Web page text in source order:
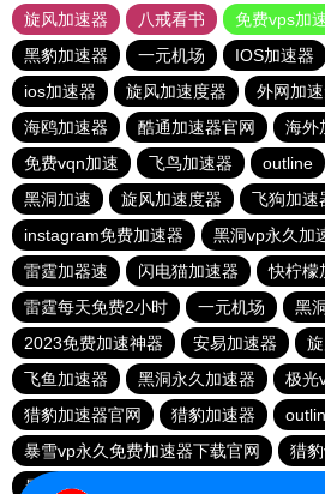
旋风加速器
八戒看书
免费vps加
黑豹加速器
一元机场 IOS加速器
ios加速器
旋风加速度器 外网加
海鸥加速器
酷通加速器官网
海外
免费vqn加速
飞鸟加速器 outline
黑洞加速
旋风加速度器
飞狗加速
instagram免费加速器
黑洞vp永久加
雷霆加器速
闪电猫加速器 快柠檬
雷霆每天免费2小时
一元机场
黑
2023免费加速神器
安易加速器
飞鱼加速器
黑洞永久加速器 极光
猎豹加速器官网
猎豹加速器
暴雪vp永久免费加速器下载官网
猎
暴雪vp永久免费加速器下载官网